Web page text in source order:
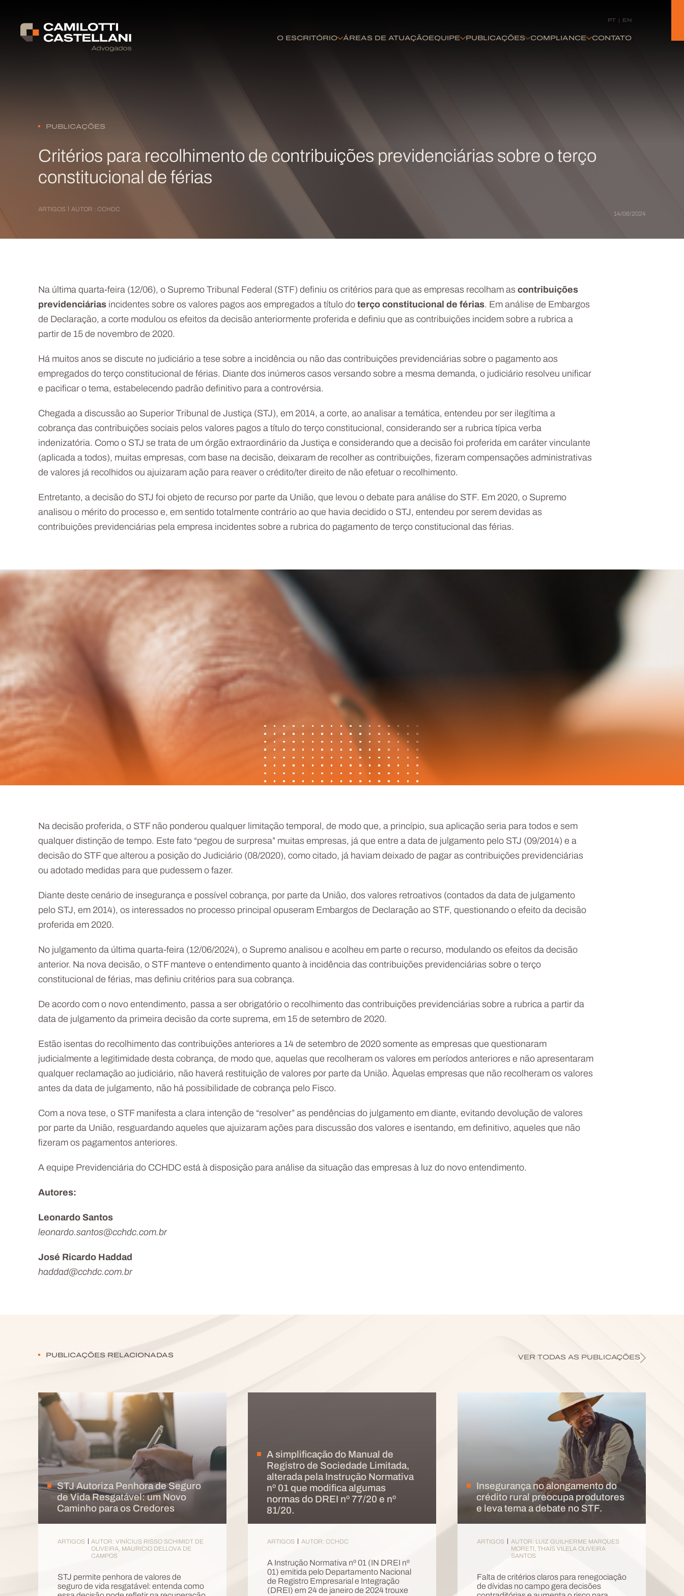
PT EN
O ESCRITÓRIO ÁREAS DE ATUAÇÃOEQUIPE PUBLICAÇÕES COMPLIANCE CONTATO
PUBLICAÇÕES
Critérios para recolhimento de contribuições previdenciárias sobre o terço
constitucional de férias
ARTIGOS AUTOR : CCHDC
14/06/2024
Na última quarta-feira (12/06), o Supremo Tribunal Federal (STF) definiu os critérios para que as empresas recolham as contribuições
previdenciárias incidentes sobre os valores pagos aos empregados a título do terço constitucional de férias. Em análise de Embargos
de Declaração, a corte modulou os efeitos da decisão anteriormente proferida e definiu que as contribuições incidem sobre a rubrica a
partir de 15 de novembro de 2020.
Há muitos anos se discute no judiciário a tese sobre a incidência ou não das contribuições previdenciárias sobre o pagamento aos
empregados do terço constitucional de férias. Diante dos inúmeros casos versando sobre a mesma demanda, o judiciário resolveu unificar
e pacificar o tema, estabelecendo padrão definitivo para a controvérsia.
Chegada a discussão ao Superior Tribunal de Justiça (STJ), em 2014, a corte, ao analisar a temática, entendeu por ser ilegítima a
cobrança das contribuições sociais pelos valores pagos a título do terço constitucional, considerando ser a rubrica típica verba
indenizatória. Como o STJ se trata de um órgão extraordinário da Justiça e considerando que a decisão foi proferida em caráter vinculante
(aplicada a todos), muitas empresas, com base na decisão, deixaram de recolher as contribuições, fizeram compensações administrativas
de valores já recolhidos ou ajuizaram ação para reaver o crédito/ter direito de não efetuar o recolhimento.
Entretanto, a decisão do STJ foi objeto de recurso por parte da União, que levou o debate para análise do STF. Em 2020, o Supremo
analisou o mérito do processo e, em sentido totalmente contrário ao que havia decidido o STJ, entendeu por serem devidas as
contribuições previdenciárias pela empresa incidentes sobre a rubrica do pagamento de terço constitucional das férias.
Na decisão proferida, o STF não ponderou qualquer limitação temporal, de modo que, a princípio, sua aplicação seria para todos e sem
qualquer distinção de tempo. Este fato “pegou de surpresa” muitas empresas, já que entre a data de julgamento pelo STJ (09/2014) e a
decisão do STF que alterou a posição do Judiciário (08/2020), como citado, já haviam deixado de pagar as contribuições previdenciárias
ou adotado medidas para que pudessem o fazer.
Diante deste cenário de insegurança e possível cobrança, por parte da União, dos valores retroativos (contados da data de julgamento
pelo STJ, em 2014), os interessados no processo principal opuseram Embargos de Declaração ao STF, questionando o efeito da decisão
proferida em 2020.
No julgamento da última quarta-feira (12/06/2024), o Supremo analisou e acolheu em parte o recurso, modulando os efeitos da decisão
anterior. Na nova decisão, o STF manteve o entendimento quanto à incidência das contribuições previdenciárias sobre o terço
constitucional de férias, mas definiu critérios para sua cobrança.
De acordo com o novo entendimento, passa a ser obrigatório o recolhimento das contribuições previdenciárias sobre a rubrica a partir da
data de julgamento da primeira decisão da corte suprema, em 15 de setembro de 2020.
Estão isentas do recolhimento das contribuições anteriores a 14 de setembro de 2020 somente as empresas que questionaram
judicialmente a legitimidade desta cobrança, de modo que, aquelas que recolheram os valores em períodos anteriores e não apresentaram
qualquer reclamação ao judiciário, não haverá restituição de valores por parte da União. Àquelas empresas que não recolheram os valores
antes da data de julgamento, não há possibilidade de cobrança pelo Fisco.
Com a nova tese, o STF manifesta a clara intenção de “resolver” as pendências do julgamento em diante, evitando devolução de valores
por parte da União, resguardando aqueles que ajuizaram ações para discussão dos valores e isentando, em definitivo, aqueles que não
fizeram os pagamentos anteriores.
A equipe Previdenciária do CCHDC está à disposição para análise da situação das empresas à luz do novo entendimento.
Autores:
Leonardo Santos
leonardo.santos@cchdc.com.br
José Ricardo Haddad
haddad@cchdc.com.br
PUBLICAÇÕES RELACIONADAS VER TODAS AS PUBLICAÇÕES
STJ Autoriza Penhora de Seguro
de Vida Resgatável: um Novo
Caminho para os Credores
ARTIGOS
AUTOR: VINÍCIUS RISSO SCHIMIDT DE
OLIVEIRA, MAURICIO DELLOVA DE
CAMPOS
STJ permite penhora de valores de
seguro de vida resgatável: entenda como
A simplificação do Manual de
Registro de Sociedade Limitada,
alterada pela Instrução Normativa
nº 01 que modifica algumas
normas do DREI nº 77/20 e nº
81/20.
ARTIGOS AUTOR: CCHDC
A Instrução Normativa nº 01 (IN DREI nº
01) emitida pelo Departamento Nacional
de Registro Empresarial e Integração
(DREI) em 24 de janeiro de 2024 trouxe
Insegurança no alongamento do
crédito rural preocupa produtores
e leva tema a debate no STF.
ARTIGOS
AUTOR: LUIZ GUILHERME MARQUES
MORETI, THAÍS VILELA OLIVEIRA
SANTOS
Falta de critérios claros para renegociação
de dívidas no campo gera decisões